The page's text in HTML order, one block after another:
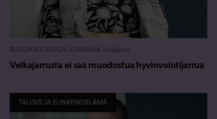
BLOGIKIRJOITUS26.5.2026Riitta Työläjärvi
Velkajarrusta ei saa muodostua hyvinvointijarrua
TALOUS JA ELINKEINOELÄMÄ